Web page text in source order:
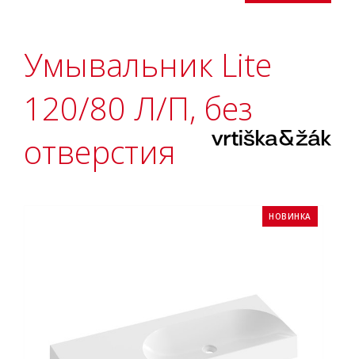
Умывальник Lite
120/80 Л/П, без
отверстия
НОВИНКА